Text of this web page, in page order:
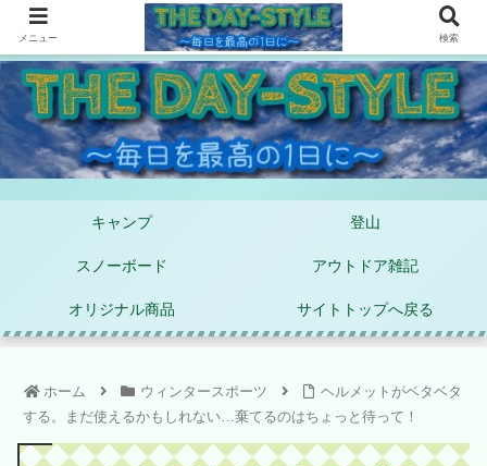
キャンプ 登山
スノーボード アウトドア雑記
オリジナル商品 サイトトップへ戻る
ホーム ウィンタースポーツ
ヘルメットがベタベタ
する。まだ使えるかもしれない…棄てるのはちょっと待って！
メニュー 検索